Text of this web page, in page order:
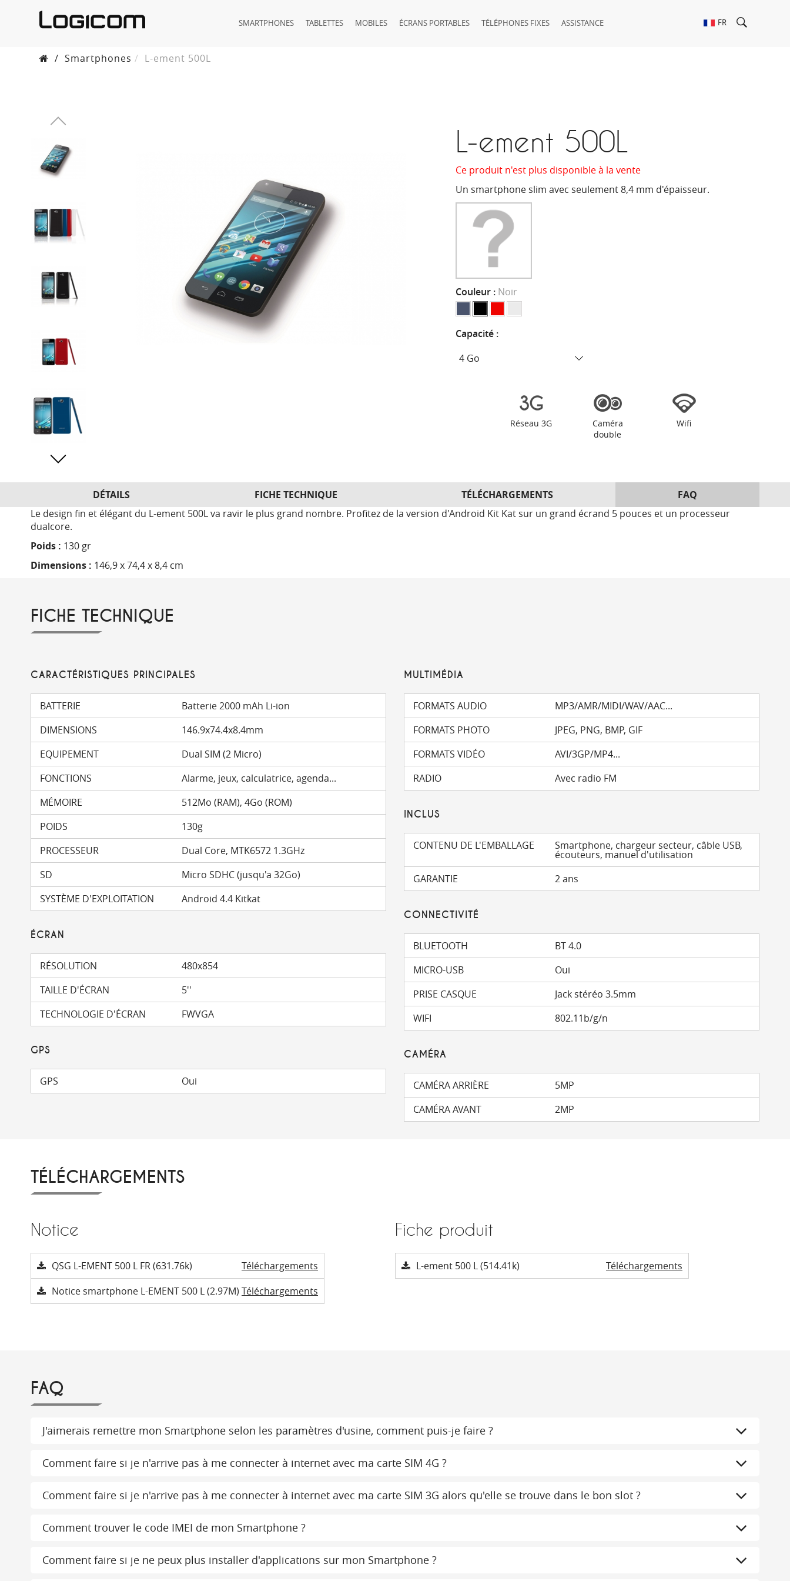
SMARTPHONES TABLETTES MOBILES ÉCRANS PORTABLES TÉLÉPHONES FIXES ASSISTANCE FR
/ Smartphones L-ement 500L
L-ement 500L
Ce produit n'est plus disponible à la vente
Un smartphone slim avec seulement 8,4 mm d'épaisseur.
Couleur : Noir
Capacité :
Réseau 3G
Caméra
double
Wifi
DÉTAILS FICHE TECHNIQUE TÉLÉCHARGEMENTS
FAQ
Le design fin et élégant du L-ement 500L va ravir le plus grand nombre. Profitez de la version d'Android Kit Kat sur un grand écrand 5 pouces et un processeur
dualcore.
Poids : 130 gr
Dimensions : 146,9 x 74,4 x 8,4 cm
FICHE TECHNIQUE
CARACTÉRISTIQUES PRINCIPALES
BATTERIE
Batterie 2000 mAh Li-ion
DIMENSIONS
146.9x74.4x8.4mm
EQUIPEMENT
Dual SIM (2 Micro)
FONCTIONS
Alarme, jeux, calculatrice, agenda...
MÉMOIRE
512Mo (RAM), 4Go (ROM)
POIDS
130g
PROCESSEUR
Dual Core, MTK6572 1.3GHz
SD
Micro SDHC (jusqu'a 32Go)
SYSTÈME D'EXPLOITATION
Android 4.4 Kitkat
MULTIMÉDIA
FORMATS AUDIO
MP3/AMR/MIDI/WAV/AAC...
FORMATS PHOTO
JPEG, PNG, BMP, GIF
FORMATS VIDÉO
AVI/3GP/MP4...
RADIO
Avec radio FM
INCLUS
CONTENU DE L'EMBALLAGE Smartphone, chargeur secteur, câble USB,
écouteurs, manuel d'utilisation
GARANTIE
2 ans
CONNECTIVITÉ
BLUETOOTH
BT 4.0
MICRO-USB
Oui
PRISE CASQUE
Jack stéréo 3.5mm
WIFI
802.11b/g/n
ÉCRAN
RÉSOLUTION
480x854
TAILLE D'ÉCRAN
5''
TECHNOLOGIE D'ÉCRAN
FWVGA
GPS
GPS Oui
CAMÉRA
CAMÉRA ARRIÈRE
5MP
CAMÉRA AVANT
2MP
TÉLÉCHARGEMENTS
Notice
QSG L-EMENT 500 L FR (631.76k)
Téléchargements
Notice smartphone L-EMENT 500 L (2.97M) Téléchargements
Fiche produit
L-ement 500 L (514.41k) Téléchargements
FAQ
J'aimerais remettre mon Smartphone selon les paramètres d'usine, comment puis-je faire ?
Comment faire si je n'arrive pas à me connecter à internet avec ma carte SIM 4G ?
Comment faire si je n'arrive pas à me connecter à internet avec ma carte SIM 3G alors qu'elle se trouve dans le bon slot ?
Comment trouver le code IMEI de mon Smartphone ?
Comment faire si je ne peux plus installer d'applications sur mon Smartphone ?